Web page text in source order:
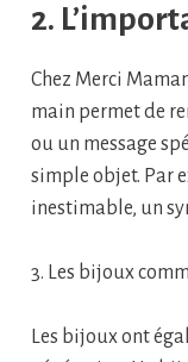
2.
Chez Merci
main permet de
ou un message
simple objet. Par
inestimable, un
3. Les bijoux
Les bijoux ont